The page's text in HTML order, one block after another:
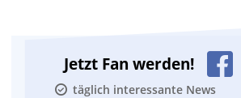
Jetzt Fan werden!
täglich interessante News